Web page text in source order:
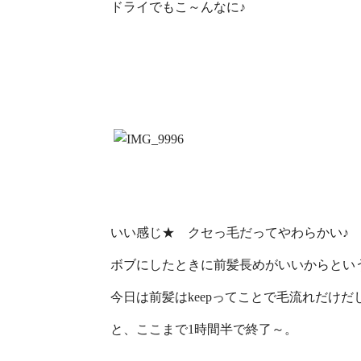
ドライでもこ～んなに♪
いい感じ★ クセっ毛だってやわらかい♪
ボブにしたときに前髪長めがいいからとい
今日は前髪はkeepってことで毛流れだけだ
と、ここまで1時間半で終了～。